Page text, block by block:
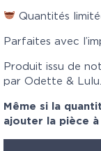
Quantités
Parfaites avec
Produit issu de
par Odette & Lulu.
Même si la
ajouter la pièce